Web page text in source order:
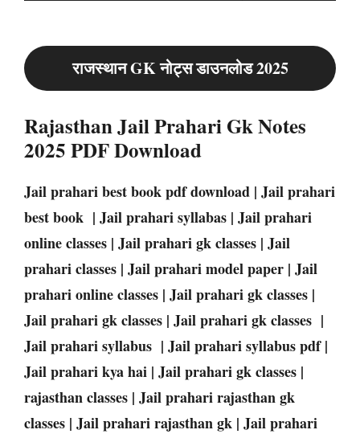
राजस्थान GK नोट्स डाउनलोड 2025
Rajasthan Jail Prahari Gk Notes
2025 PDF Download
Jail prahari best book pdf download | Jail prahari
best book | Jail prahari syllabas | Jail prahari
online classes | Jail prahari gk classes | Jail
prahari classes | Jail prahari model paper | Jail
prahari online classes | Jail prahari gk classes |
Jail prahari gk classes | Jail prahari gk classes |
Jail prahari syllabus | Jail prahari syllabus pdf |
Jail prahari kya hai | Jail prahari gk classes |
rajasthan classes | Jail prahari rajasthan gk
classes | Jail prahari rajasthan gk | Jail prahari